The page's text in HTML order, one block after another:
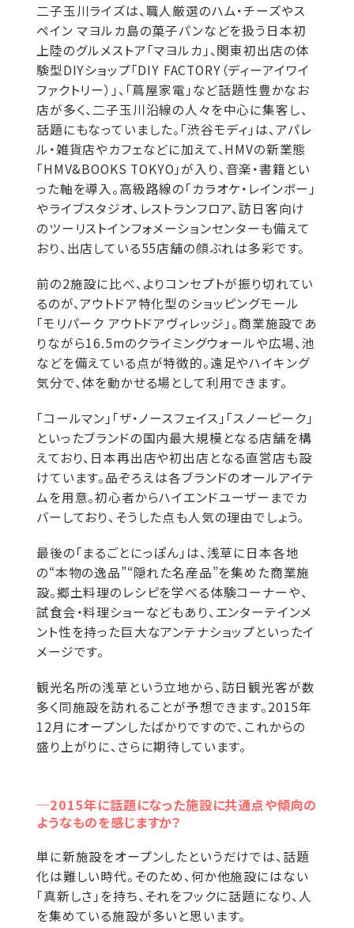
二子玉川ライズは、職人厳選のハム・チーズやス
ペイン マヨルカ島の菓子パンなどを扱う日本初
上陸のグルメストア「マヨルカ」、関東初出店の体
験型DIYショップ「DIY FACTORY（ディーアイワイ
ファクトリー）」、「蔦屋家電」など話題性豊かなお
店が多く、二子玉川沿線の人々を中心に集客し、
話題にもなっていました。「渋谷モディ」は、アパレ
ル・雑貨店やカフェなどに加えて、HMVの新業態
「HMV&BOOKS TOKYO」が入り、音楽・書籍とい
った軸を導入。高級路線の「カラオケ・レインボー」
やライブスタジオ、レストランフロア、訪日客向け
のツーリストインフォメーションセンターも備えて
おり、出店している55店舗の顔ぶれは多彩です。
前の2施設に比べ、よりコンセプトが振り切れてい
るのが、アウトドア特化型のショッピングモール
「モリパーク アウトドアヴィレッジ」。商業施設であ
りながら16.5mのクライミングウォールや広場、池
などを備えている点が特徴的。遠足やハイキング
気分で、体を動かせる場として利用できます。
「コールマン」「ザ・ノースフェイス」「スノーピーク」
といったブランドの国内最大規模となる店舗を構
えており、日本再出店や初出店となる直営店も設
けています。品ぞろえは各ブランドのオールアイテ
ムを用意。初心者からハイエンドユーザーまでカ
バーしており、そうした点も人気の理由でしょう。
最後の「まるごとにっぽん」は、浅草に日本各地
の“本物の逸品”“隠れた名産品”を集めた商業施
設。郷土料理のレシピを学べる体験コーナーや、
試食会・料理ショーなどもあり、エンターテインメ
ント性を持った巨大なアンテナショップといったイ
メージです。
観光名所の浅草という立地から、訪日観光客が数
多く同施設を訪れることが予想できます。2015年
12月にオープンしたばかりですので、これからの
盛り上がりに、さらに期待しています。
─2015年に話題になった施設に共通点や傾向の
ようなものを感じますか？
単に新施設をオープンしたというだけでは、話題
化は難しい時代。そのため、何か他施設にはない
「真新しさ」を持ち、それをフックに話題になり、人
を集めている施設が多いと思います。